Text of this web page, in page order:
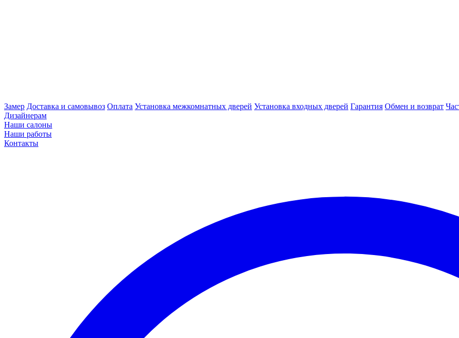
Замер Доставка и самовывоз Оплата Установка межкомнатных дверей Установка входных дверей Гарантия Обмен и возврат
Дизайнерам
Наши салоны
Наши работы
Контакты